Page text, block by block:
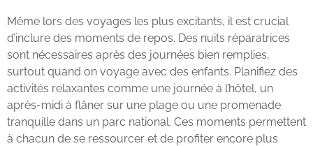
Même lors des voyages les plus excitants, il est crucial
d’inclure des moments de repos. Des nuits réparatrices
sont nécessaires après des journées bien remplies,
surtout quand on voyage avec des enfants. Planifiez des
activités relaxantes comme une journée à l’hôtel, un
après-midi à flâner sur une plage ou une promenade
tranquille dans un parc national. Ces moments permettent
à chacun de se ressourcer et de profiter encore plus